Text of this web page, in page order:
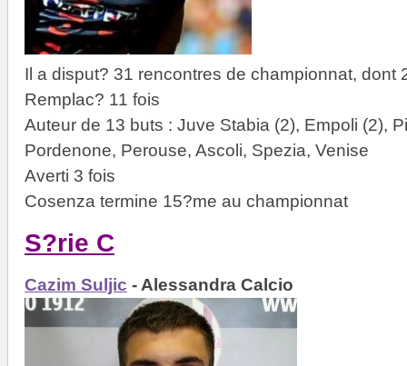
Il a disput? 31 rencontres de championnat, dont
Remplac? 11 fois
Auteur de 13 buts : Juve Stabia (2), Empoli (2),
Pordenone, Perouse, Ascoli, Spezia, Venise
Averti 3 fois
Cosenza termine 15?me au championnat
S?rie C
Cazim Suljic - Alessandra Calcio